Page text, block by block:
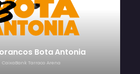
Bota Antonia
CaixaBank Tarraco Arena